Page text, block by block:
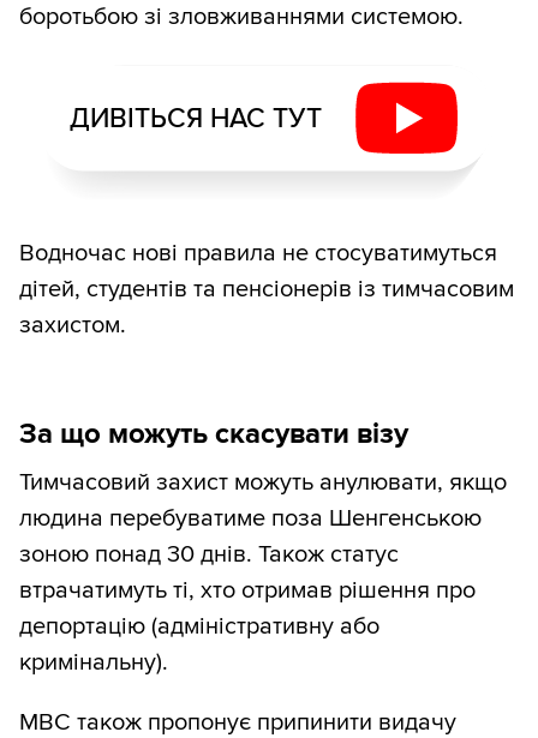
боротьбою зі зловживаннями системою.
ДИВІТЬСЯ НАС ТУТ
Водночас нові правила не стосуватимуться
дітей, студентів та пенсіонерів із тимчасовим
захистом.
За що можуть скасувати візу
Тимчасовий захист можуть анулювати, якщо
людина перебуватиме поза Шенгенською
зоною понад 30 днів. Також статус
втрачатимуть ті, хто отримав рішення про
депортацію (адміністративну або
кримінальну).
МВС також пропонує припинити видачу